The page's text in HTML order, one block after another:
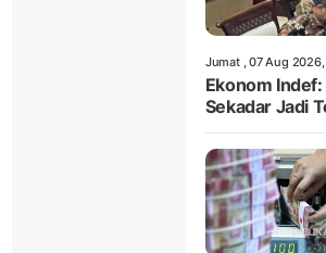
Jumat , 07 Aug 2026,
Ekonom
Sekadar Jadi